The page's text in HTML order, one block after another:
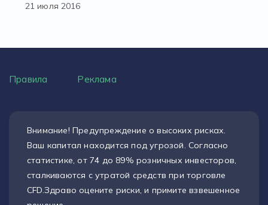
21 июля 2016
Правила Реклама
Внимание! Предупреждение о высоких рисках.
Ваш капитал находится под угрозой. Согласно
статистике, от 74 до 89% розничных инвесторов,
сталкиваются с утратой средств при торговле
CFD.Здраво оцените риски, и примите взвешенное